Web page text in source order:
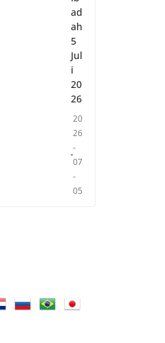
ad
ah
5
Jul
i
20
26
20
26
-
07
-
05